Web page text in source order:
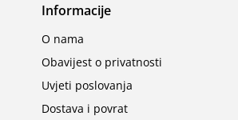
Informacije
O nama
Obavijest o privatnosti
Uvjeti poslovanja
Dostava i povrat